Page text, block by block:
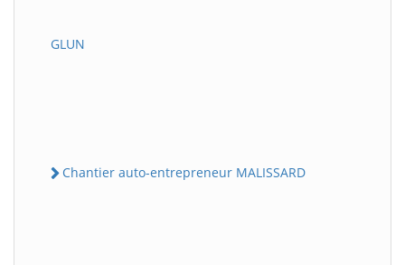
GLUN
Chantier auto-entrepreneur MALISSARD